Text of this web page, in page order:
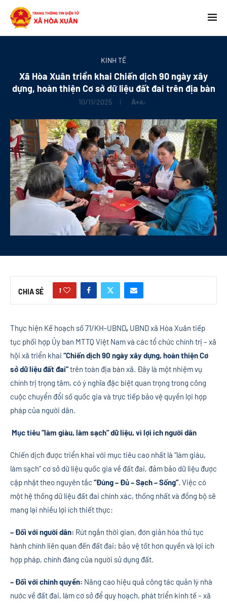
KINH TẾ
Xã Hòa Xuân triển khai Chiến dịch 90 ngày xây
dựng, hoàn thiện Cơ sở dữ liệu đất đai trên địa bàn
10/11/2025 A+A-
CHIA SẺ 1
Thực hiện Kế hoạch số 71/KH-UBND, UBND xã Hòa Xuân tiếp
tục phối hợp Ủy ban MTTQ Việt Nam và các tổ chức chính trị – xã
hội xã triển khai “Chiến dịch 90 ngày xây dựng, hoàn thiện Cơ
sở dữ liệu đất đai”trên toàn địa bàn xã. Đây là một nhiệm vụ
chính trị trọng tâm, có ý nghĩa đặc biệt quan trọng trong công
cuộc chuyển đổi số quốc gia và trực tiếp bảo vệ quyền lợi hợp
pháp của người dân.
Mục tiêu “làm giàu, làm sạch” dữ liệu, vì lợi ích người dân
Chiến dịch được triển khai với mục tiêu cao nhất là “làm giàu,
làm sạch” cơ sở dữ liệu quốc gia về đất đai, đảm bảo dữ liệu được
cập nhật theo nguyên tắc “Đúng – Đủ – Sạch – Sống”. Việc có
một hệ thống dữ liệu đất đai chính xác, thống nhất và đồng bộ sẽ
mang lại nhiều lợi ích thiết thực:
– Đối với người dân: Rút ngắn thời gian, đơn giản hóa thủ tục
hành chính liên quan đến đất đai; bảo vệ tốt hơn quyền và lợi ích
hợp pháp, chính đáng của người sử dụng đất.
– Đối với chính quyền: Nâng cao hiệu quả công tác quản lý nhà
nước về đất đai, làm cơ sở để quy hoạch, phát triển kinh tế – xã